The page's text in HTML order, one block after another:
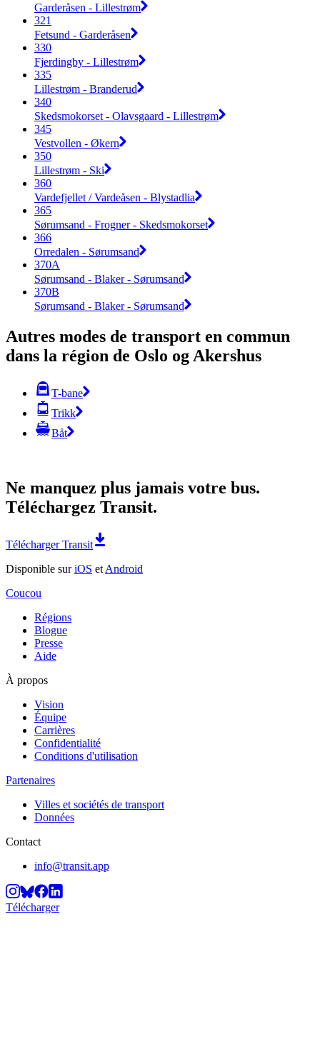
Garderåsen - Lillestrøm
321
Fetsund - Garderåsen
330
Fjerdingby - Lillestrøm
335
Lillestrøm - Branderud
340
Skedsmokorset - Olavsgaard - Lillestrøm
345
Vestvollen - Økern
350
Lillestrøm - Ski
360
Vardefjellet / Vardeåsen - Blystadlia
365
Sørumsand - Frogner - Skedsmokorset
366
Orredalen - Sørumsand
370A
Sørumsand - Blaker - Sørumsand
370B
Sørumsand - Blaker - Sørumsand
Autres modes de transport en commun
dans la région de Oslo og Akershus
T-bane
Trikk
Båt
Ne manquez plus jamais votre bus.
Téléchargez Transit.
Télécharger Transit
Disponible suriOS et Android
Coucou
Régions
Blogue
Presse
Aide
À propos
Vision
Équipe
Carrières
Confidentialité
Conditions d'utilisation
Partenaires
Villes et sociétés de transport
Données
Contact
info@transit.app
Télécharger